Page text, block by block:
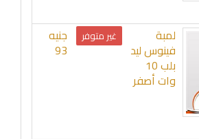
لمبة
فينوس ليد
بلب 10
وات أصفر
غير متوفر جنيه
93